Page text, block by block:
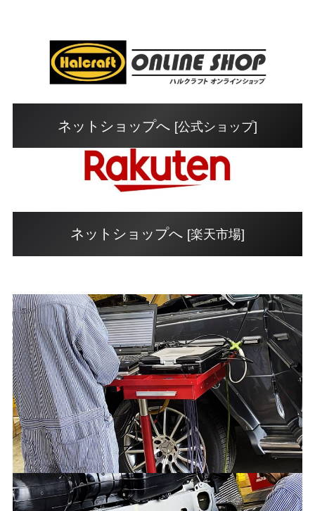
ネットショップへ [公式ショップ]
ネットショップへ [楽天市場]